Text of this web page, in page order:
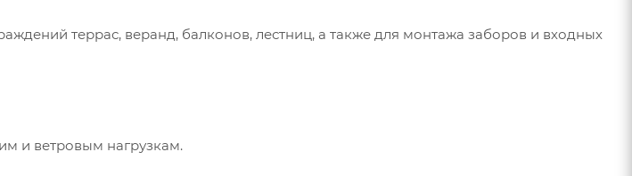
террас, веранд, балконов, лестниц, а также для монтажа заборов и входных
и ветровым нагрузкам.